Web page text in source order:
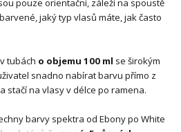
pouze orientační, záleží na spoustě
jaký typ vlasů máte, jak často
tubách o objemu 100 ml se širokým
snadno nabírat barvu přímo z
stačí na vlasy v délce po ramena.
barvy spektra od Ebony po White